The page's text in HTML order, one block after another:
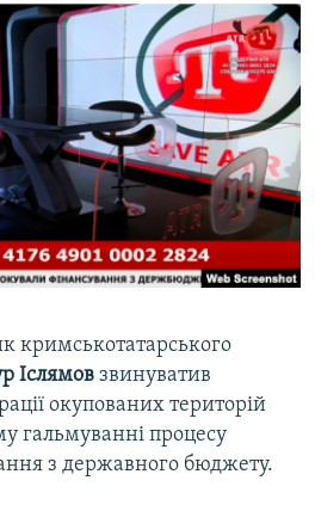
кримськотатарського
Іслямов звинуватив
окупованих територій
гальмуванні процесу
з державного бюджету.